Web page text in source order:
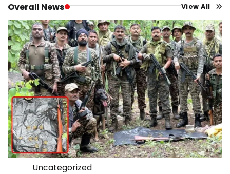
Overall News View All
Uncategorized